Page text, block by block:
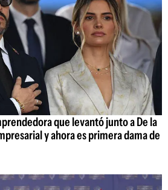
que levantó junto a De la
y ahora es primera dama de